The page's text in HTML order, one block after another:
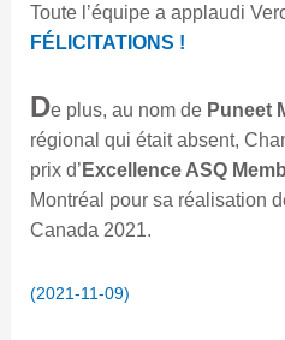
Toute l’équipe a applaudi
FÉLICITATIONS !
De plus, au nom de Puneet
régional qui était absent,
prix d’ Excellence ASQ
Montréal pour sa réalisation
Canada 2021.
(2021-11-09)